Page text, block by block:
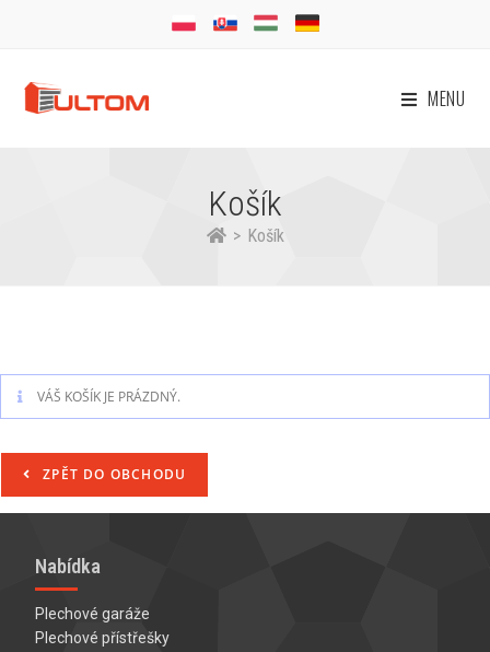
MENU
Košík
> Košík
VÁŠ KOŠÍK JE PRÁZDNÝ.
ZPĚT DO OBCHODU
Nabídka
Plechové garáže
Plechové přístřešky